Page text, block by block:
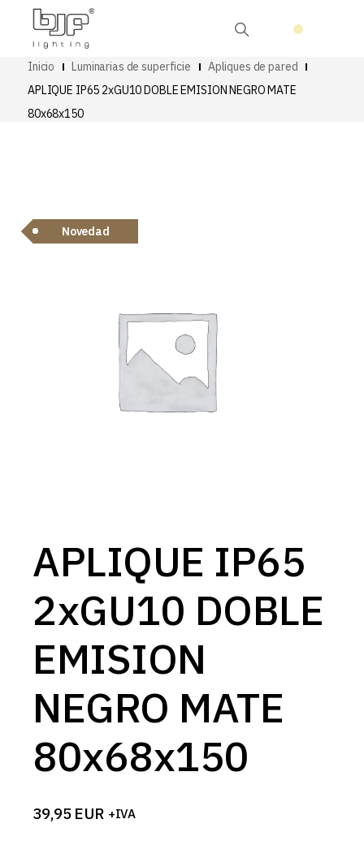
Inicio Luminarias de superficie
Apliques de pared
APLIQUE IP65 2xGU10 DOBLE EMISION NEGRO MATE
80x68x150
Novedad
APLIQUE IP65
2xGU10 DOBLE
EMISION
NEGRO MATE
80x68x150
39,95 EUR +IVA